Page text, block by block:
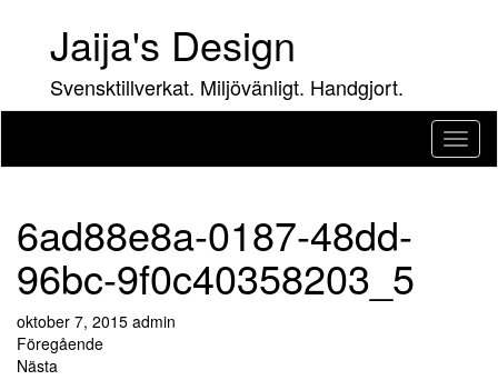
innehållJaija's Design
Svensktillverkat. Miljövänligt. Handgjort.
Slå
på/av
6ad88e8a-0187-48dd-
96bc-9f0c40358203_5
oktober 7, 2015 admin
Föregående
Nästa